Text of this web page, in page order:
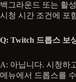
백그라운드 또는 활
시청 시간 조건에 포
Q: Twitch 드롭스 보
A: 아닙니다. 시청하
메뉴에서 드롭스를